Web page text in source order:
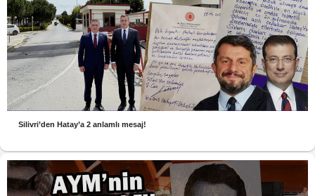
Silivri’den Hatay’a 2 anlamlı mesaj!